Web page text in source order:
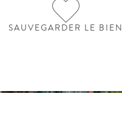
SAUVEGARDER LE BIEN